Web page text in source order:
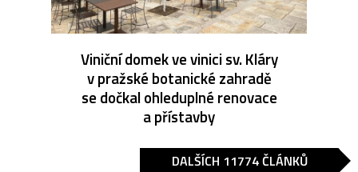
Viniční domek ve vinici sv. Kláry
v pražské botanické zahradě
se dočkal ohleduplné renovace
a přístavby
DALŠÍCH 11774 ČLÁNKŮ